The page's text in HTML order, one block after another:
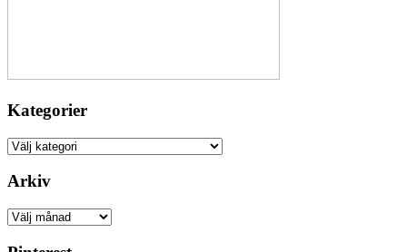
Kategorier
Kategorier
Arkiv
Arkiv